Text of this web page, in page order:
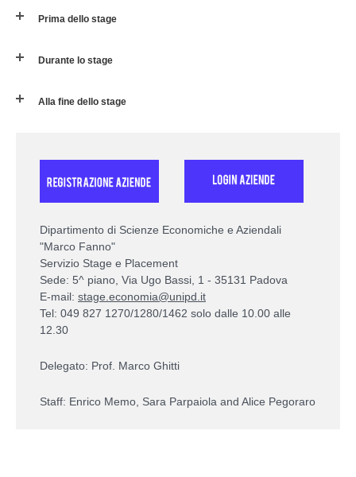
Prima dello stage
Durante lo stage
Alla fine dello stage
Dipartimento di Scienze Economiche e Aziendali
"Marco Fanno"
Servizio Stage e Placement
Sede: 5^ piano, Via Ugo Bassi, 1 - 35131 Padova
E-mail: stage.economia@unipd.it
Tel: 049 827 1270/1280/1462 solo dalle 10.00 alle
12.30
Delegato: Prof. Marco Ghitti
Staff: Enrico Memo, Sara Parpaiola and Alice Pegoraro